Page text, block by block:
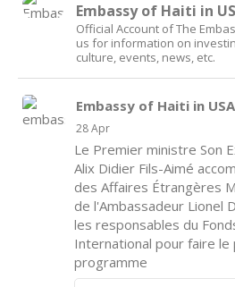
Embassy of Haiti in
Official Account of The
us for information on
culture, events, news, etc.
Embassy of Haiti in USA
28 Apr
Le Premier ministre Son
Alix Didier Fils-Aimé
des Affaires Étrangères
de l'Ambassadeur Lionel
les responsables du
International pour faire le
programme